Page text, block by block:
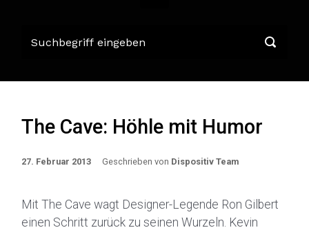
The Cave: Höhle mit Humor
27. Februar 2013 Geschrieben von Dispositiv Team
Mit The Cave wagt Designer-Legende Ron Gilbert
einen Schritt zurück zu seinen Wurzeln. Kevin